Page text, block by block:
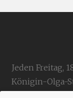
Jeden Freitag,
Königin-Olga-